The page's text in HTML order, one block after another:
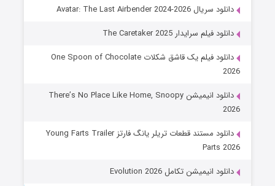
دانلود سریال Avatar: The Last Airbender 2024-2026
دانلود فیلم سرایدار The Caretaker 2025
دانلود فیلم یک قاشق شکلات One Spoon of Chocolate
2026
دانلود انیمیشن There’s No Place Like Home, Snoopy
2026
دانلود مستند قطعات تریلر یانگ فارتز Young Farts Trailer
Parts 2026
دانلود انیمیشن تکامل Evolution 2026